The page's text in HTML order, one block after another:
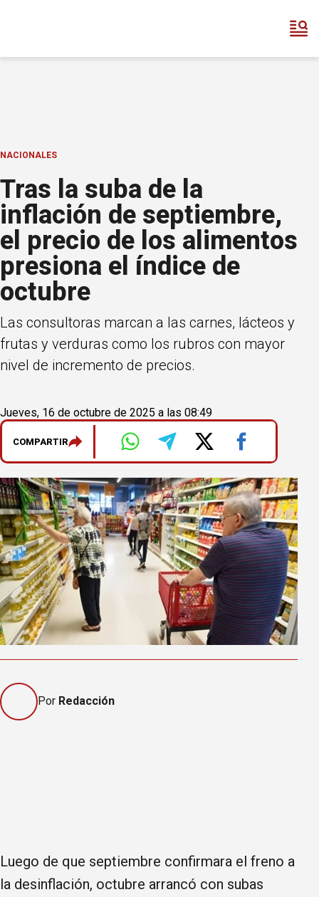
NACIONALES
Tras la suba de la
inflación de septiembre,
el precio de los alimentos
presiona el índice de
octubre
Las consultoras marcan a las carnes, lácteos y
frutas y verduras como los rubros con mayor
nivel de incremento de precios.
Jueves, 16 de octubre de 2025 a las 08:49
COMPARTIR
Por Redacción
Luego de que septiembre confirmara el freno a
la desinflación, octubre arrancó con subas